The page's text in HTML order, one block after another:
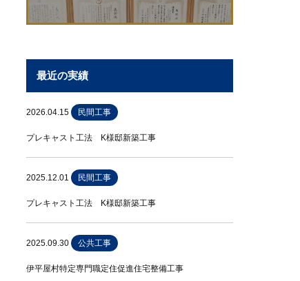
最近の実績
2026.04.15 民間工事
プレキャスト工法 K様邸新築工事
2025.12.01 民間工事
プレキャスト工法 K様邸新築工事
2025.09.30 公共工事
伊平屋村特定専門職定住促進住宅整備工事